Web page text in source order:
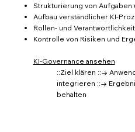
Strukturierung von Aufgaben
Aufbau verständlicher KI-
Rollen- und
Kontrolle von Risiken und
KI-Governance ansehen
::Ziel klären ::→
integrieren ::→
behalten